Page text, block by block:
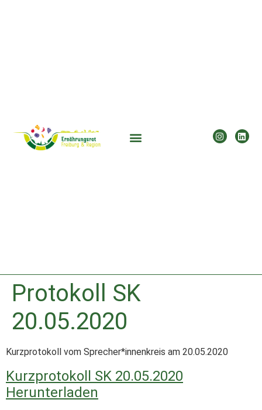
Protokoll SK
20.05.2020
Kurzprotokoll vom Sprecher*innenkreis am 20.05.2020
Kurzprotokoll SK 20.05.2020
Herunterladen